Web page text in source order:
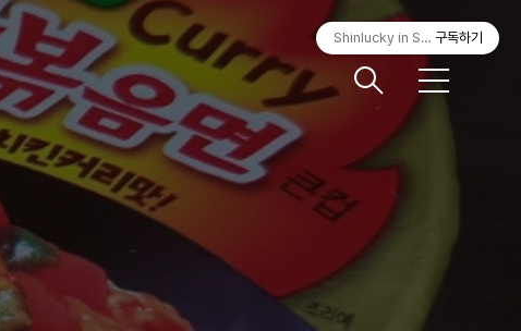
메
Shinlucky in Seoul구독하기